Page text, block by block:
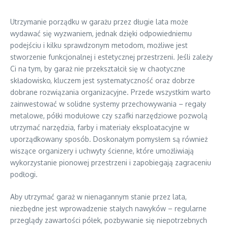
Utrzymanie porządku w garażu przez długie lata może
wydawać się wyzwaniem, jednak dzięki odpowiedniemu
podejściu i kilku sprawdzonym metodom, możliwe jest
stworzenie funkcjonalnej i estetycznej przestrzeni. Jeśli zależy
Ci na tym, by garaż nie przekształcił się w chaotyczne
składowisko, kluczem jest systematyczność oraz dobrze
dobrane rozwiązania organizacyjne. Przede wszystkim warto
zainwestować w solidne systemy przechowywania – regały
metalowe, półki modułowe czy szafki narzędziowe pozwolą
utrzymać narzędzia, farby i materiały eksploatacyjne w
uporządkowany sposób. Doskonałym pomysłem są również
wiszące organizery i uchwyty ścienne, które umożliwiają
wykorzystanie pionowej przestrzeni i zapobiegają zagraceniu
podłogi.
Aby utrzymać garaż w nienagannym stanie przez lata,
niezbędne jest wprowadzenie stałych nawyków – regularne
przeglądy zawartości półek, pozbywanie się niepotrzebnych